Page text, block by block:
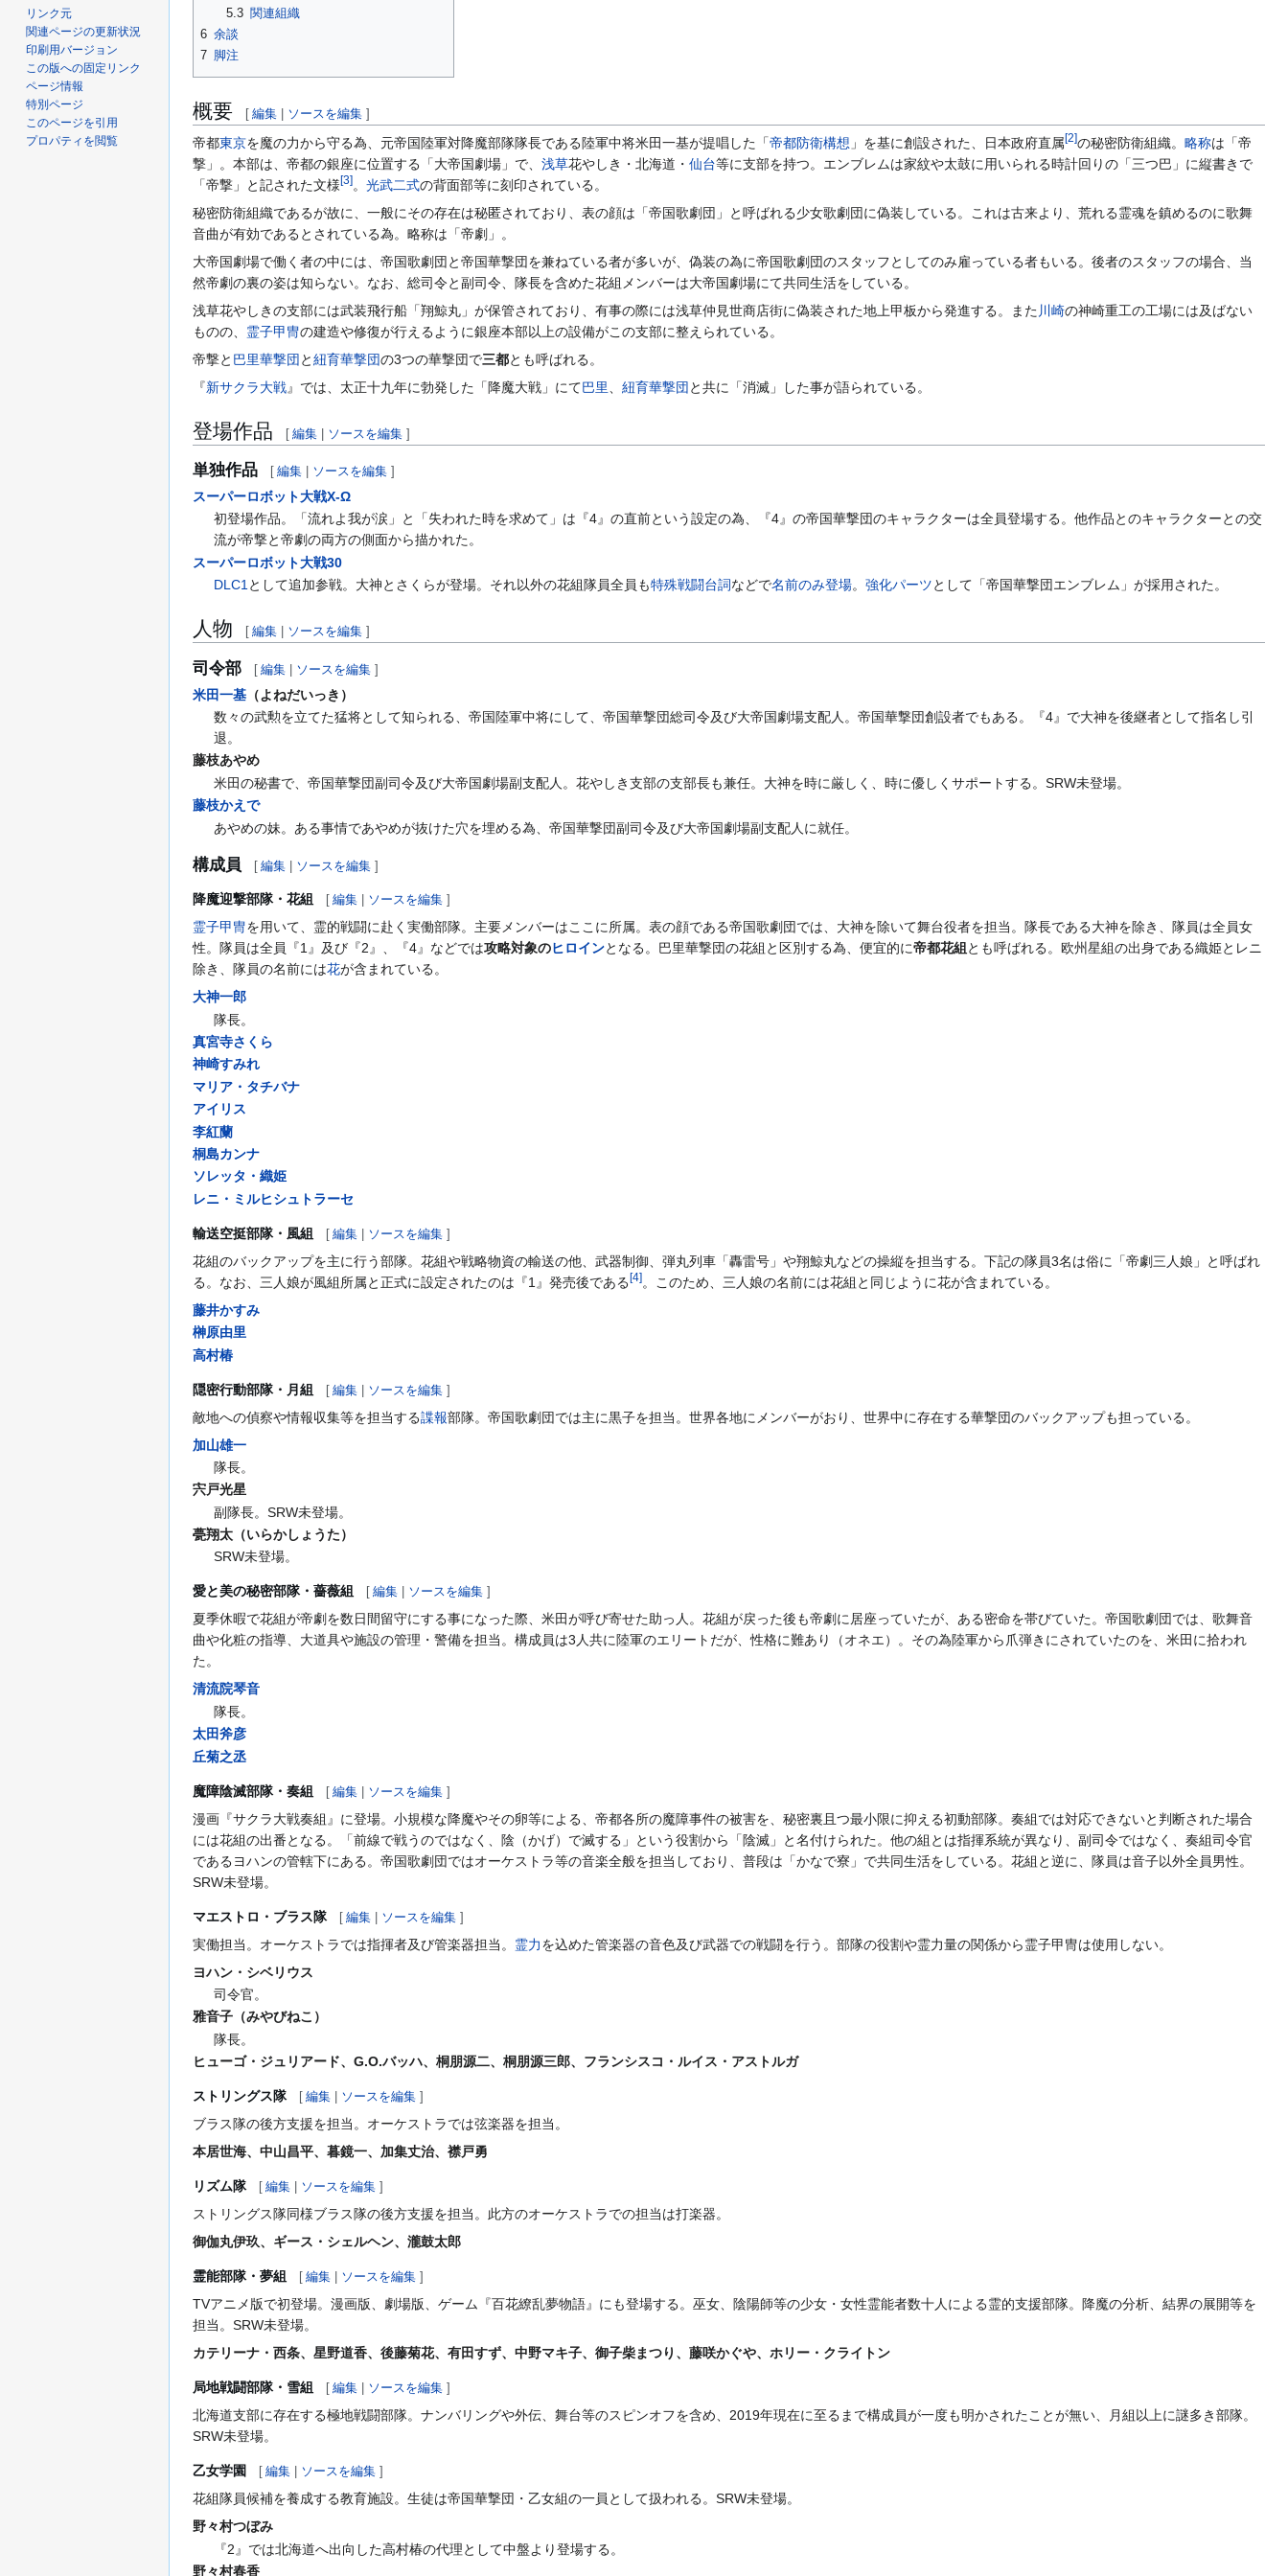
5.3 関連組織
6 余談
7 脚注
概要 [ 編集 | ソースを編集 ]
帝都東京を魔の力から守る為、元帝国陸軍対降魔部隊隊長である陸軍中将米田一基が提唱した「帝都防衛構想 」を基に創設された、日本政府直属[2]の秘密防衛組織。 略称は「帝
撃」。本部は、帝都の銀座に位置する「大帝国劇場」で、 浅草花やしき・北海道・ 仙台等に支部を持つ。エンブレムは家紋や太鼓に用いられる時計回りの「三つ巴」に縦書きで
「帝撃」と記された文様[3]。 光武二式の背面部等に刻印されている。
秘密防衛組織であるが故に、一般にその存在は秘匿されており、表の顔は「帝国歌劇団」と呼ばれる少女歌劇団に偽装している。これは古来より、荒れる霊魂を鎮めるのに歌舞
音曲が有効であるとされている為。略称は「帝劇」。
大帝国劇場で働く者の中には、帝国歌劇団と帝国華撃団を兼ねている者が多いが、偽装の為に帝国歌劇団のスタッフとしてのみ雇っている者もいる。後者のスタッフの場合、当
然帝劇の裏の姿は知らない。なお、総司令と副司令、隊長を含めた花組メンバーは大帝国劇場にて共同生活をしている。
浅草花やしきの支部には武装飛行船「翔鯨丸」が保管されており、有事の際には浅草仲見世商店街に偽装された地上甲板から発進する。また 川崎の神崎重工の工場には及ばない
ものの、 霊子甲冑の建造や修復が行えるように銀座本部以上の設備がこの支部に整えられている。
帝撃と 巴里華撃団 と紐育華撃団の3つの華撃団で三都とも呼ばれる。
『新サクラ大戦』では、太正十九年に勃発した「降魔大戦」にて巴里 紐育華撃団 と共に「消滅」した事が語られている。
登場作品 [ 編集 | ソースを編集 ]
単独作品 [ 編集 ソースを編集 ]
スーパーロボット大戦X-Ω
初登場作品。「流れよ我が涙」と「失われた時を求めて」は『4』の直前という設定の為、『4』の帝国華撃団のキャラクターは全員登場する。他作品とのキャラクターとの交
流が帝撃と帝劇の両方の側面から描かれた。
スーパーロボット大戦30
DLC1として追加参戦。大神とさくらが登場。それ以外の花組隊員全員も特殊戦闘台詞などで名前のみ登場。強化パーツとして「帝国華撃団エンブレム」が採用された。
人物 [ 編集 ソースを編集 ]
司令部 [ 編集 ソースを編集 ]
米田一基 （よねだいっき）
数々の武勲を立てた猛将として知られる、帝国陸軍中将にして、帝国華撃団総司令及び大帝国劇場支配人。帝国華撃団創設者でもある。『4』で大神を後継者として指名し引
退。
藤枝あやめ
米田の秘書で、帝国華撃団副司令及び大帝国劇場副支配人。花やしき支部の支部長も兼任。大神を時に厳しく、時に優しくサポートする。SRW未登場。
藤枝かえで
あやめの妹。ある事情であやめが抜けた穴を埋める為、帝国華撃団副司令及び大帝国劇場副支配人に就任。
構成員 [ 編集 ソースを編集 ]
降魔迎撃部隊・花組 [ 編集 ソースを編集 ]
霊子甲冑を用いて、霊的戦闘に赴く実働部隊。主要メンバーはここに所属。表の顔である帝国歌劇団では、大神を除いて舞台役者を担当。隊長である大神を除き、隊員は全員女
性。隊員は全員『1』及び『2』、『4』などでは攻略対象のヒロインとなる。巴里華撃団の花組と区別する為、便宜的に帝都花組 とも呼ばれる。欧州星組の出身である織姫とレニ
除き、隊員の名前には花が含まれている。
大神一郎
隊長。
真宮寺さくら
神崎すみれ
マリア・タチバナ
アイリス
李紅蘭
桐島カンナ
ソレッタ・織姫
レニ・ミルヒシュトラーセ
輸送空挺部隊・風組 [ 編集 | ソースを編集 ]
花組のバックアップを主に行う部隊。花組や戦略物資の輸送の他、武器制御、弾丸列車「轟雷号」や翔鯨丸などの操縦を担当する。下記の隊員3名は俗に「帝劇三人娘」と呼ばれ
る。なお、三人娘が風組所属と正式に設定されたのは『1』発売後である [4] 。このため、三人娘の名前には花組と同じように花が含まれている。
藤井かすみ
榊原由里
高村椿
隠密行動部隊・月組 [ 編集 | ソースを編集 ]
敵地への偵察や情報収集等を担当する諜報部隊。帝国歌劇団では主に黒子を担当。世界各地にメンバーがおり、世界中に存在する華撃団のバックアップも担っている。
加山雄一
隊長。
宍戸光星
副隊長。SRW未登場。
甍翔太（いらかしょうた）
SRW未登場。
愛と美の秘密部隊・薔薇組 [ 編集 ソースを編集 ]
夏季休暇で花組が帝劇を数日間留守にする事になった際、米田が呼び寄せた助っ人。花組が戻った後も帝劇に居座っていたが、ある密命を帯びていた。帝国歌劇団では、歌舞音
曲や化粧の指導、大道具や施設の管理・警備を担当。構成員は3人共に陸軍のエリートだが、性格に難あり（オネエ）。その為陸軍から爪弾きにされていたのを、米田に拾われ
た。
清流院琴音
隊長。
太田斧彦
丘菊之丞
魔障陰滅部隊・奏組 [ 編集 | ソースを編集 ]
漫画『サクラ大戦奏組』に登場。小規模な降魔やその卵等による、帝都各所の魔障事件の被害を、秘密裏且つ最小限に抑える初動部隊。奏組では対応できないと判断された場合
には花組の出番となる。「前線で戦うのではなく、陰（かげ）で滅する」という役割から「陰滅」と名付けられた。他の組とは指揮系統が異なり、副司令ではなく、奏組司令官
であるヨハンの管轄下にある。帝国歌劇団ではオーケストラ等の音楽全般を担当しており、普段は「かなで寮」で共同生活をしている。花組と逆に、隊員は音子以外全員男性。
SRW未登場。
マエストロ・ブラス隊 [ 編集 | ソースを編集 ]
実働担当。オーケストラでは指揮者及び管楽器担当。 霊力を込めた管楽器の音色及び武器での戦闘を行う。部隊の役割や霊力量の関係から霊子甲冑は使用しない。
ヨハン・シベリウス
司令官。
雅音子（みやびねこ）
隊長。
ヒューゴ・ジュリアード、G.O.バッハ、桐朋源二、桐朋源三郎、フランシスコ・ルイス・アストルガ
ストリングス隊 [ 編集 ソースを編集 ]
ブラス隊の後方支援を担当。オーケストラでは弦楽器を担当。
本居世海、中山昌平、暮鏡一、加集丈治、襟戸勇
リズム隊 [ 編集 ソースを編集 ]
ストリングス隊同様ブラス隊の後方支援を担当。此方のオーケストラでの担当は打楽器。
御伽丸伊玖、ギース・シェルヘン、瀧鼓太郎
霊能部隊・夢組 [ 編集 ソースを編集 ]
TVアニメ版で初登場。漫画版、劇場版、ゲーム『百花繚乱夢物語』にも登場する。巫女、陰陽師等の少女・女性霊能者数十人による霊的支援部隊。降魔の分析、結界の展開等を
担当。SRW未登場。
カテリーナ・西条、星野道香、後藤菊花、有田すず、中野マキ子、御子柴まつり、藤咲かぐや、ホリー・クライトン
局地戦闘部隊・雪組 [ 編集 ソースを編集 ]
北海道支部に存在する極地戦闘部隊。ナンバリングや外伝、舞台等のスピンオフを含め、2019年現在に至るまで構成員が一度も明かされたことが無い、月組以上に謎多き部隊。
SRW未登場。
乙女学園 [ 編集 ソースを編集 ]
花組隊員候補を養成する教育施設。生徒は帝国華撃団・乙女組の一員として扱われる。SRW未登場。
野々村つぼみ
『2』では北海道へ出向した高村椿の代理として中盤より登場する。
野々村春香
リンク元
関連ページの更新状況
印刷用バージョン
この版への固定リンク
ページ情報
特別ページ
このページを引用
プロパティを閲覧